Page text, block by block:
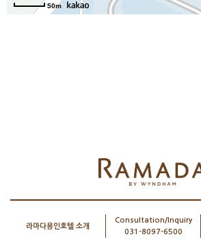
50m
라마다용인호텔 소개
Consultation/Inquiry
031-8097-6500